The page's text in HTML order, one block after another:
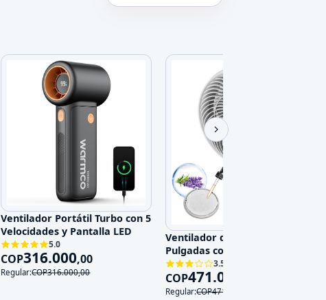
Ventilador Portátil Turbo con 5
Velocidades y Pantalla LED
5.0
COP316.000,00
Regular:COP316.000,00
Ventilador de Pared 14
Pulgadas con Control Remoto,
3 Velocidades y 3 Modos, 120V
3.5
COP471.000
Regular:COP471.000